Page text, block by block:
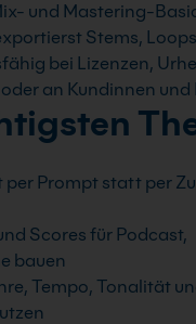
und Mastering-
Stems,
bei Lizenzen,
an Kundinnen und
per Prompt statt per
Scores für Podcast,
bauen
Tempo, Tonalität